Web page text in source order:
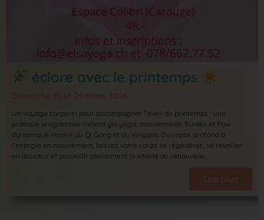
éclore avec le printemps
Un voyage corporel pour accompagner l’éveil du printemps : une
pratique progressive mêlant yin yoga, mouvements fluides et flow
dynamique inspiré du Qi Gong et du Vinyasa. Du repos profond à
l’énergie en mouvement, laissez votre corps se régénérer, se réveiller
en douceur et accueillir pleinement la vitalité du renouveau.
Lire plus